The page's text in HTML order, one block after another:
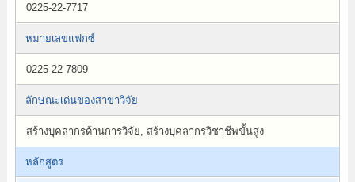
0225-22-7717
หมายเลขแฟกซ์
0225-22-7809
ลักษณะเด่นของสาขาวิจัย
สร้างบุคลากรด้านการวิจัย, สร้างบุคลากรวิชาชีพขั้นสูง
หลักสูตร